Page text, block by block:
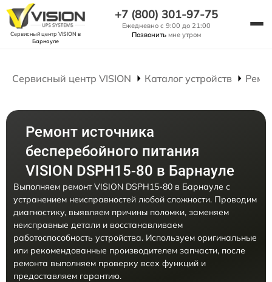
Сервисный центр VISION в
Барнауле
+7 (800) 301-97-75
Ежедневно с 9:00 до 21:00
Позвонить мне утром
Сервисный центр VISION Каталог устройств
Ремонт источника
бесперебойного питания
VISION DSPH15-80 в Барнауле
Выполняем ремонт VISION DSPH15-80 в Барнауле с
устранением неисправностей любой сложности. Проводим
диагностику, выявляем причины поломки, заменяем
неисправные детали и восстанавливаем
работоспособность устройства. Используем оригинальные
или рекомендованные производителем запчасти, после
ремонта выполняем проверку всех функций и
предоставляем гарантию.